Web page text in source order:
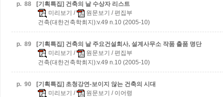
p. 88
[기획특집] 건축의 날 수상자 리스트
미리보기 / 원문보기 / 편집부
건축(대한건축학회지):v.49 n.10 (2005-10)
p. 89
[기획특집] 건축의 날 주요건설회사, 설계사무소 작품 출품 명단
미리보기 / 원문보기 / 편집부
건축(대한건축학회지):v.49 n.10 (2005-10)
p. 90
[기획특집] 초청강연-보이지 않는 건축의 시대
미리보기 / 원문보기 / 이어령